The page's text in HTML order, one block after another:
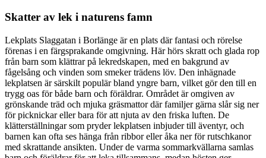
Skatter av lek i naturens famn
Lekplats Slaggatan i Borlänge är en plats där fantasi och rörelse
förenas i en färgsprakande omgivning. Här hörs skratt och glada rop
från barn som klättrar på lekredskapen, med en bakgrund av
fågelsång och vinden som smeker trädens löv. Den inhägnade
lekplatsen är särskilt populär bland yngre barn, vilket gör den till en
trygg oas för både barn och föräldrar. Området är omgiven av
grönskande träd och mjuka gräsmattor där familjer gärna slår sig ner
för picknickar eller bara för att njuta av den friska luften. De
klätterställningar som pryder lekplatsen inbjuder till äventyr, och
barnen kan ofta ses hänga från ribbor eller åka ner för rutschkanor
med skrattande ansikten. Under de varma sommarkvällarna samlas